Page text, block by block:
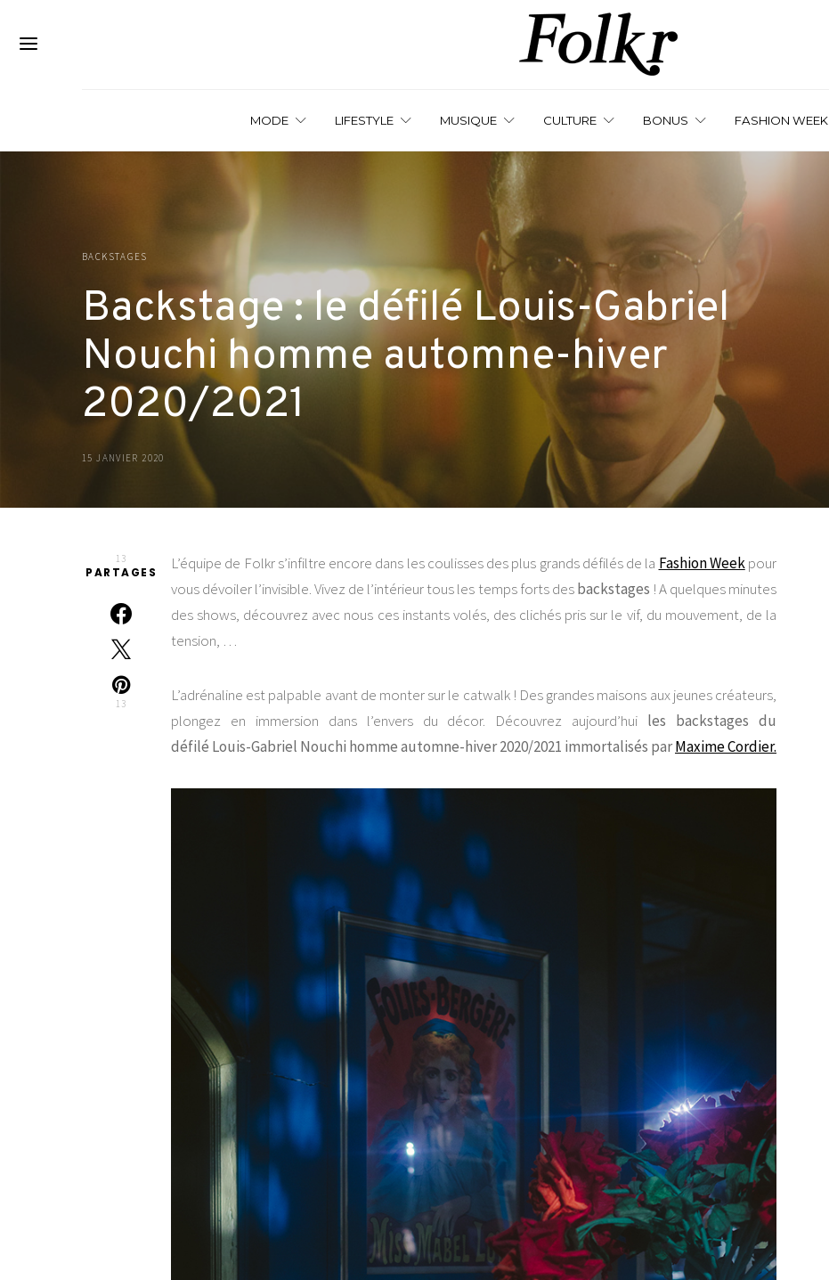
MODE LIFESTYLE MUSIQUE CULTURE BONUS FASHION WEEK
BACKSTAGES
Backstage : le défilé Louis-Gabriel
Nouchi homme automne-hiver
2020/2021
15 JANVIER 2020
13
PARTAGES
13
L’équipe de Folkr s’infiltre encore dans les coulisses des plus grands défilés de la Fashion Weekpour
vous dévoiler l’invisible. Vivez de l’intérieur tous les temps forts desbackstages ! A quelques minutes
des shows, découvrez avec nous ces instants volés, des clichés pris sur le vif, du mouvement, de la
tension, …
L’adrénaline est palpable avant de monter sur le catwalk ! Des grandes maisons aux jeunes créateurs,
plongez en immersion dans l’envers du décor. Découvrez aujourd’hui les backstages du
défilé Louis-Gabriel Nouchi homme automne-hiver 2020/2021 immortalisés parMaxime Cordier.